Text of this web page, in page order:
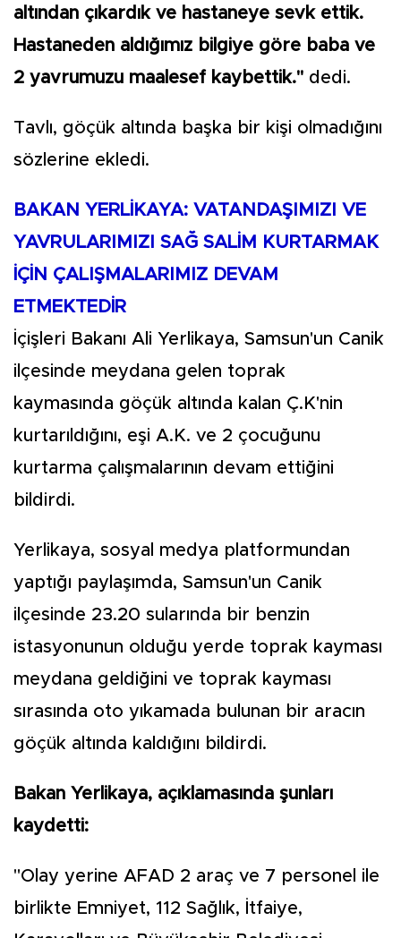
altından çıkardık ve hastaneye sevk ettik.
Hastaneden aldığımız bilgiye göre baba ve
2 yavrumuzu maalesef kaybettik." dedi.
Tavlı, göçük altında başka bir kişi olmadığını
sözlerine ekledi.
BAKAN YERLİKAYA: VATANDAŞIMIZI VE
YAVRULARIMIZI SAĞ SALİM KURTARMAK
İÇİN ÇALIŞMALARIMIZ DEVAM
ETMEKTEDİR
İçişleri Bakanı Ali Yerlikaya, Samsun'un Canik
ilçesinde meydana gelen toprak
kaymasında göçük altında kalan Ç.K'nin
kurtarıldığını, eşi A.K. ve 2 çocuğunu
kurtarma çalışmalarının devam ettiğini
bildirdi.
Yerlikaya, sosyal medya platformundan
yaptığı paylaşımda, Samsun'un Canik
ilçesinde 23.20 sularında bir benzin
istasyonunun olduğu yerde toprak kayması
meydana geldiğini ve toprak kayması
sırasında oto yıkamada bulunan bir aracın
göçük altında kaldığını bildirdi.
Bakan Yerlikaya, açıklamasında şunları
kaydetti:
"Olay yerine AFAD 2 araç ve 7 personel ile
birlikte Emniyet, 112 Sağlık, İtfaiye,